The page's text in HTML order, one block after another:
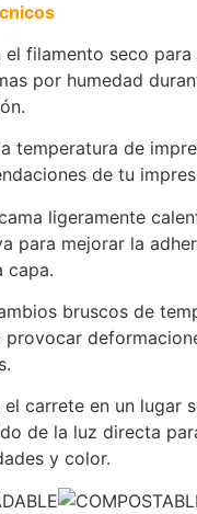
el filamento seco
por humedad
temperatura de
de tu
ligeramente
para mejorar la
capa.
bruscos de
provocar
el carrete en un lugar
de la luz directa
y color.